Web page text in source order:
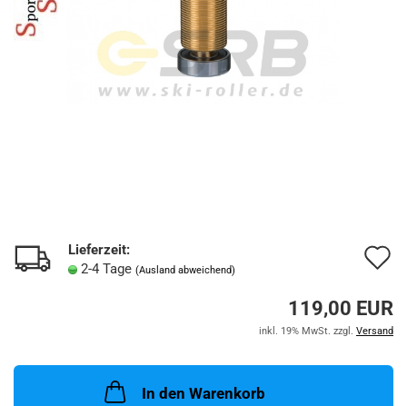
Lieferzeit:
2-4 Tage (Ausland abweichend)
119,00 EUR
inkl. 19% MwSt. zzgl. Versand
In den Warenkorb